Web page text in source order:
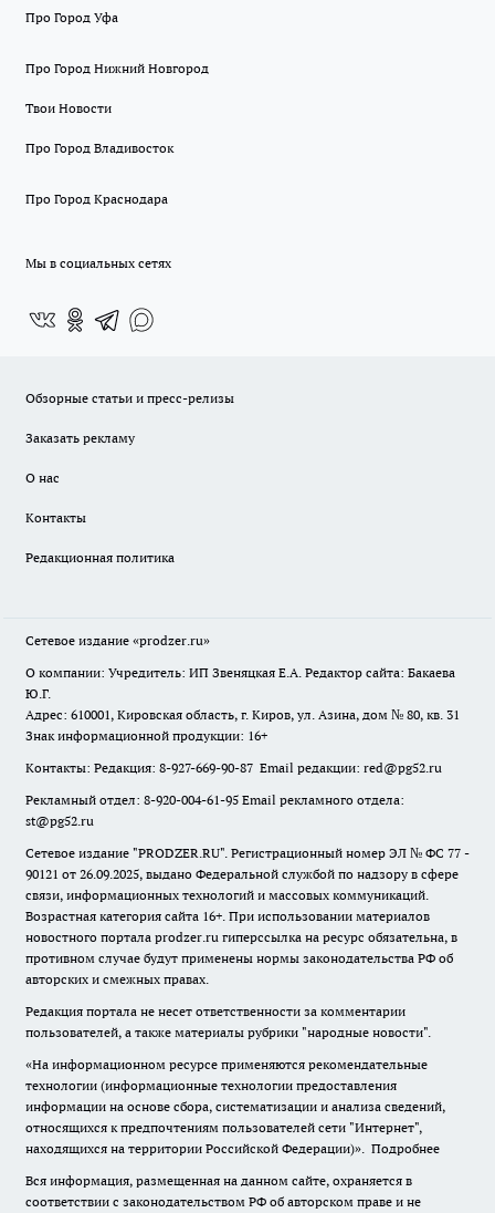
Про Город Уфа
Про Город Нижний Новгород
Твои Новости
Про Город Владивосток
Про Город Краснодара
Мы в социальных сетях
Обзорные статьи и пресс-релизы
Заказать рекламу
О нас
Контакты
Редакционная политика
Сетевое издание «prodzer.ru»
О компании: Учредитель: ИП Звеняцкая Е.А. Редактор сайта: Бакаева
Ю.Г.
Адрес: 610001, Кировская область, г. Киров, ул. Азина, дом № 80, кв. 31
Знак информационной продукции: 16+
Контакты: Редакция: 8-927-669-90-87 Email редакции: red@pg52.ru
Рекламный отдел: 8-920-004-61-95 Email рекламного отдела:
st@pg52.ru
Сетевое издание "PRODZER.RU". Регистрационный номер ЭЛ № ФС 77 -
90121 от 26.09.2025, выдано Федеральной службой по надзору в сфере
связи, информационных технологий и массовых коммуникаций.
Возрастная категория сайта 16+. При использовании материалов
новостного портала prodzer.ru гиперссылка на ресурс обязательна, в
противном случае будут применены нормы законодательства РФ об
авторских и смежных правах.
Редакция портала не несет ответственности за комментарии
пользователей, а также материалы рубрики "народные новости".
«На информационном ресурсе применяются рекомендательные
технологии (информационные технологии предоставления
информации на основе сбора, систематизации и анализа сведений,
относящихся к предпочтениям пользователей сети "Интернет",
находящихся на территории Российской Федерации)». Подробнее
Вся информация, размещенная на данном сайте, охраняется в
соответствии с законодательством РФ об авторском праве и не